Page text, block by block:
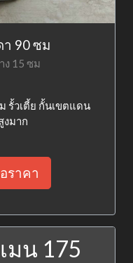
า 90 ซม
ง 15 ซม
รั้วเตี้ย กั้นเขตแดน
งมาก
ราคา
น 175